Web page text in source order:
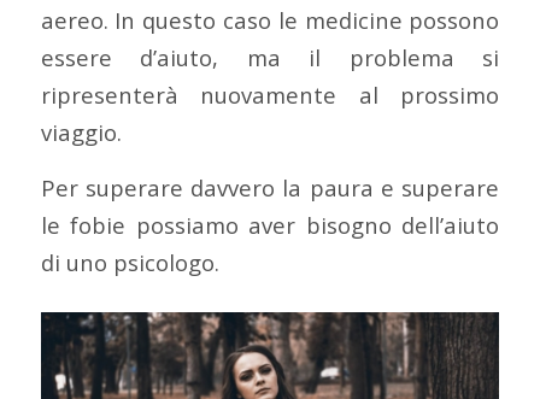
aereo. In questo caso le medicine possono
essere d’aiuto, ma il problema si
ripresenterà nuovamente al prossimo
viaggio.
Per superare davvero la paura e superare
le fobie possiamo aver bisogno dell’aiuto
di uno psicologo.